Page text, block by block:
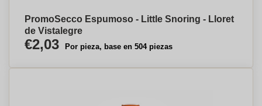
PromoSecco Espumoso - Little Snoring - Lloret
de Vistalegre
€2,03 Por pieza, base en 504 piezas